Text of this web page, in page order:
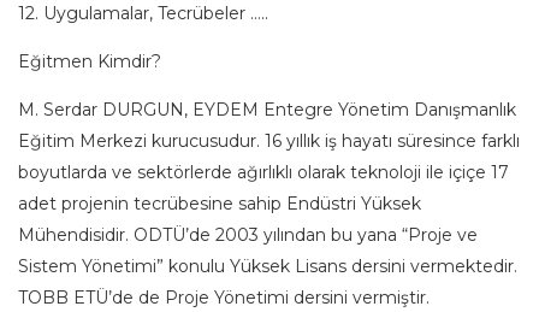
12. Uygulamalar, Tecrübeler …..
Eğitmen Kimdir?
M. Serdar DURGUN, EYDEM Entegre Yönetim Danışmanlık
Eğitim Merkezi kurucusudur. 16 yıllık iş hayatı süresince farklı
boyutlarda ve sektörlerde ağırlıklı olarak teknoloji ile içiçe 17
adet projenin tecrübesine sahip Endüstri Yüksek
Mühendisidir. ODTÜ’de 2003 yılından bu yana “Proje ve
Sistem Yönetimi” konulu Yüksek Lisans dersini vermektedir.
TOBB ETÜ’de de Proje Yönetimi dersini vermiştir.